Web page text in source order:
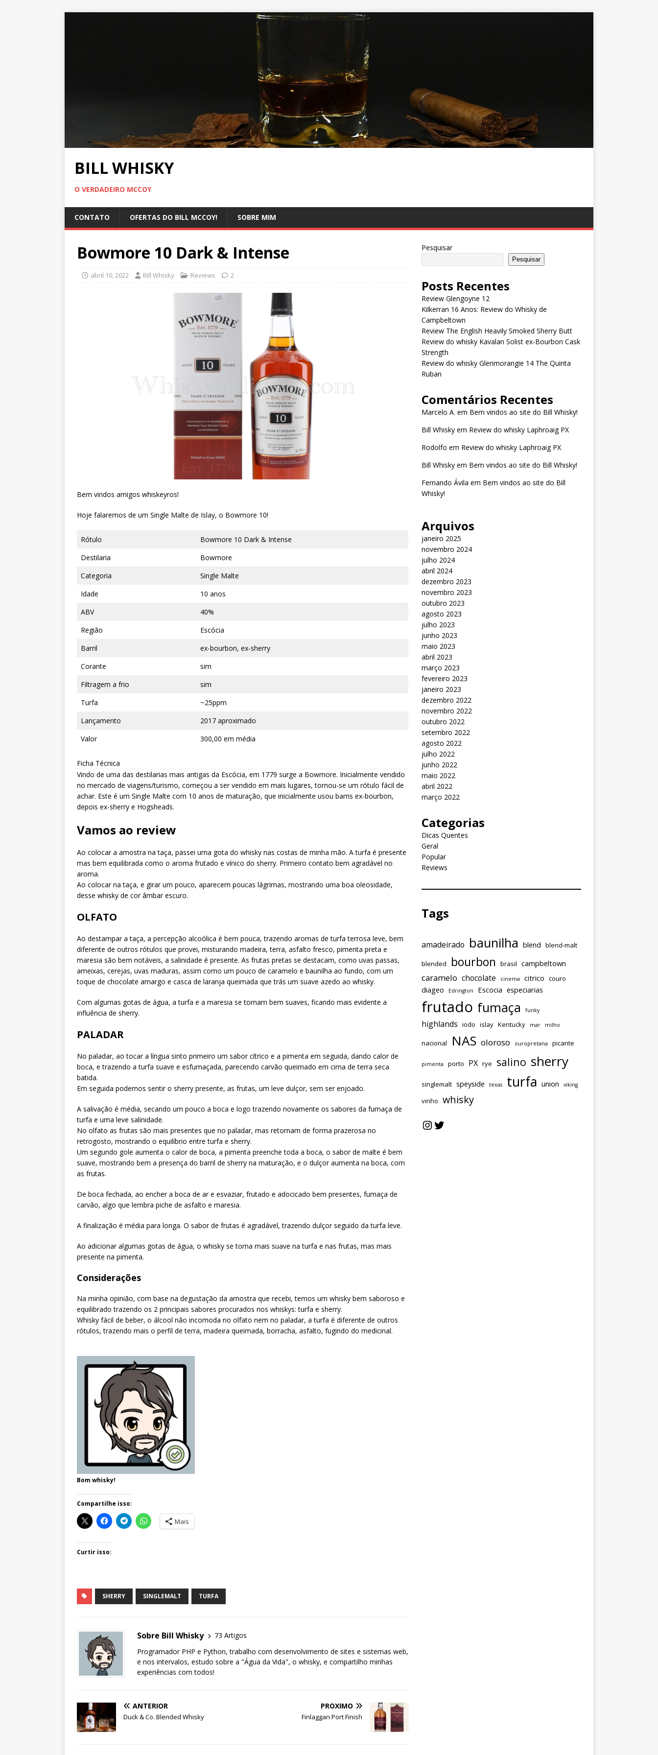
BILL WHISKY
O VERDADEIRO MCCOY
CONTATO OFERTAS DO BILL MCCOY! SOBRE MIM
Bowmore 10 Dark & Intense
abril 10, 2022 Bill Whisky Reviews 2
Bem vindos amigos whiskeyros!
Hoje falaremos de um Single Malte de Islay, o Bowmore 10!
Rótulo
Bowmore 10 Dark & Intense
Destilaria
Bowmore
Categoria
Single Malte
Idade
10 anos
ABV
40%
Região
Escócia
Barril
ex-bourbon, ex-sherry
Corante
sim
Filtragem a frio
sim
Turfa
~25ppm
Lançamento
2017 aproximado
Valor
300,00 em média
Ficha Técnica
Vindo de uma das destilarias mais antigas da Escócia, em 1779 surge a Bowmore. Inicialmente vendido
no mercado de viagens/turismo, começou a ser vendido em mais lugares, tornou-se um rótulo fácil de
achar. Este é um Single Malte com 10 anos de maturação, que inicialmente usou barris ex-bourbon,
depois ex-sherry e Hogsheads.
Vamos ao review
Ao colocar a amostra na taça, passei uma gota do whisky nas costas de minha mão. A turfa é presente
mas bem equilibrada como o aroma frutado e vínico do sherry. Primeiro contato bem agradável no
aroma.
Ao colocar na taça, e girar um pouco, aparecem poucas lágrimas, mostrando uma boa oleosidade,
desse whisky de cor âmbar escuro.
OLFATO
Ao destampar a taça, a percepção alcoólica é bem pouca, trazendo aromas de turfa terrosa leve, bem
diferente de outros rótulos que provei, misturando madeira, terra, asfalto fresco, pimenta preta e
maresia são bem notáveis, a salinidade é presente. As frutas pretas se destacam, como uvas passas,
ameixas, cerejas, uvas maduras, assim como um pouco de caramelo e baunilha ao fundo, com um
toque de chocolate amargo e casca de laranja queimada que trás um suave azedo ao whisky.
Com algumas gotas de água, a turfa e a maresia se tornam bem suaves, ficando mais evidente a
influência de sherry.
PALADAR
No paladar, ao tocar a língua sinto primeiro um sabor cítrico e a pimenta em seguida, dando calor de
boca, e trazendo a turfa suave e esfumaçada, parecendo carvão queimado em cima de terra seca
batida.
Em seguida podemos sentir o sherry presente, as frutas, um leve dulçor, sem ser enjoado.
A salivação é média, secando um pouco a boca e logo trazendo novamente os sabores da fumaça de
turfa e uma leve salinidade.
No olfato as frutas são mais presentes que no paladar, mas retornam de forma prazerosa no
retrogosto, mostrando o equilíbrio entre turfa e sherry.
Um segundo gole aumenta o calor de boca, a pimenta preenche toda a boca, o sabor de malte é bem
suave, mostrando bem a presença do barril de sherry na maturação, e o dulçor aumenta na boca, com
as frutas.
De boca fechada, ao encher a boca de ar e esvaziar, frutado e adocicado bem presentes, fumaça de
carvão, algo que lembra piche de asfalto e maresia.
A finalização é média para longa. O sabor de frutas é agradável, trazendo dulçor seguido da turfa leve.
Ao adicionar algumas gotas de água, o whisky se torna mais suave na turfa e nas frutas, mas mais
presente na pimenta.
Considerações
Na minha opinião, com base na degustação da amostra que recebi, temos um whisky bem saboroso e
equilibrado trazendo os 2 principais sabores procurados nos whiskys: turfa e sherry.
Whisky fácil de beber, o álcool não incomoda no olfato nem no paladar, a turfa é diferente de outros
rótulos, trazendo mais o perfil de terra, madeira queimada, borracha, asfalto, fugindo do medicinal.
Bom whisky!
Compartilhe isso:
Mais
Curtir isso:
SHERRY SINGLEMALT TURFA
Sobre Bill Whisky
73 Artigos
Programador PHP e Python, trabalho com desenvolvimento de sites e sistemas web,
e nos intervalos, estudo sobre a "Água da Vida", o whisky, e compartilho minhas
experiências com todos!
ANTERIOR
Duck & Co. Blended Whisky
PRÓXIMO
Finlaggan Port Finish
Pesquisar
Pesquisar
Posts Recentes
Review Glengoyne 12
Kilkerran 16 Anos: Review do Whisky de
Campbeltown
Review The English Heavily Smoked Sherry Butt
Review do whisky Kavalan Solist ex-Bourbon Cask
Strength
Review do whisky Glenmorangie 14 The Quinta
Ruban
Comentários Recentes
Marcelo A. em Bem vindos ao site do Bill Whisky!
Bill Whiskyem Review do whisky Laphroaig PX
Rodolfo em Review do whisky Laphroaig PX
Bill Whiskyem Bem vindos ao site do Bill Whisky!
Fernando Ávila em Bem vindos ao site do Bill
Whisky!
Arquivos
janeiro 2025
novembro 2024
julho 2024
abril 2024
dezembro 2023
novembro 2023
outubro 2023
agosto 2023
julho 2023
junho 2023
maio 2023
abril 2023
março 2023
fevereiro 2023
janeiro 2023
dezembro 2022
novembro 2022
outubro 2022
setembro 2022
agosto 2022
julho 2022
junho 2022
maio 2022
abril 2022
março 2022
Categorias
Dicas Quentes
Geral
Popular
Reviews
Tags
amadeirado baunilha blend blend-malt
blended bourbon brasil campbeltown
caramelo chocolate cinema citrico couro
diageo Edrington Escocia especiarias
frutado fumaça funky
highlands iodo islay Kentucky mar milho
nacional NAS oloroso ouropretana picante
pimenta porto PX rye salino sherry
singlemalt speyside texas turfa union viking
vinho whisky